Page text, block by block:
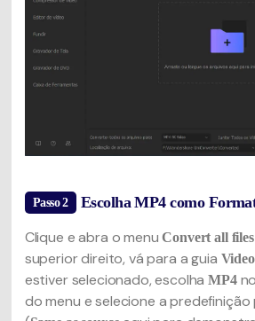
Passo 2 Escolha MP4 como
Clique e abra o menuConvert all
superior direito, vá para a guia Video
estiver selecionado, escolhaMP4
do menu e selecione a